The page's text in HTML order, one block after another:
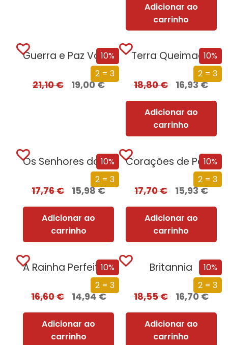
Adicionar ao
carrinho
10%
2 = 3
Guerra e Paz Vol. I de II
21,10€ 19,00€
10%
2 = 3
Terra Queimada
18,80€ 16,93€
Adicionar ao
carrinho
10%
2 = 3
Os Senhores do Norte
17,76€ 15,98€
Adicionar ao
carrinho
10%
2 = 3
Corações de Pedra
17,70€ 15,93€
Adicionar ao
carrinho
10%
2 = 3
A Rainha Perfeitíssima
16,60€ 14,94€
Adicionar ao
carrinho
10%
2 = 3
Britannia
18,55€ 16,70€
Adicionar ao
carrinho